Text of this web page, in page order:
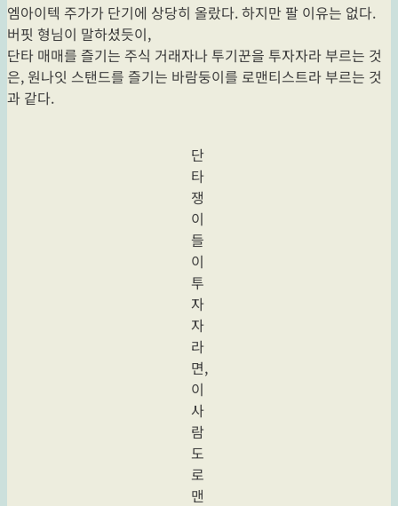
엠아이텍 주가가 단기에 상당히 올랐다. 하지만 팔 이유는 없다.
버핏 형님이 말하셨듯이,
단타 매매를 즐기는 주식 거래자나 투기꾼을 투자자라 부르는 것
은, 원나잇 스탠드를 즐기는 바람둥이를 로맨티스트라 부르는 것
과 같다.
단
타
쟁
이
들
이
투
자
자
라
면,
이
사
람
도
로
맨